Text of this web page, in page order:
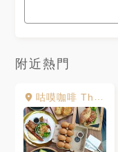
附近熱門
咕嗼咖啡 The Good Mood Cafe